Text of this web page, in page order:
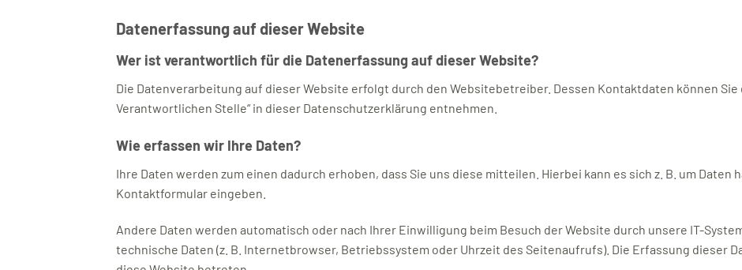
Datenerfassung auf dieser Website
Wer ist verantwortlich für die Datenerfassung auf dieser Website?
Die Datenverarbeitung auf dieser Website erfolgt durch den Websitebetreiber. Dessen Kontaktdaten können Sie
Verantwortlichen Stelle“ in dieser Datenschutzerklärung entnehmen.
Wie erfassen wir Ihre Daten?
Ihre Daten werden zum einen dadurch erhoben, dass Sie uns diese mitteilen. Hierbei kann es sich z. B. um Daten
Kontaktformular eingeben.
Andere Daten werden automatisch oder nach Ihrer Einwilligung beim Besuch der Website durch unsere IT-
technische Daten (z. B. Internetbrowser, Betriebssystem oder Uhrzeit des Seitenaufrufs). Die Erfassung dieser